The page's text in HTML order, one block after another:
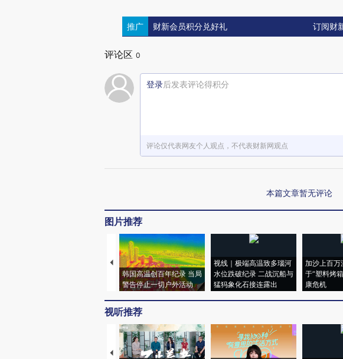
推广 财新会员积分兑好礼 订阅财
评论区 0
登录后发表评论得积分
评论仅代表网友个人观点，不代表财新网观点
本篇文章暂无评论
图片推荐
韩国高温创百年纪录 当局
警告停止一切户外活动
视线｜极端高温致多瑙河
水位跌破纪录 二战沉船与
猛犸象化石接连露出
加沙上百万
于“塑料烤
康危机
视听推荐